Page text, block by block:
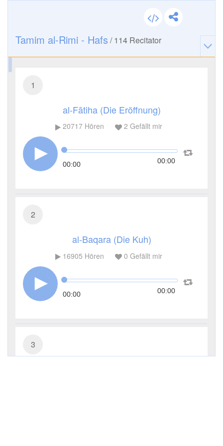
Tamim al-Rimi - Hafs /114 Recitator
1
al-Fātiha (Die Eröffnung)
20717Hören 2 Gefällt mir
00:00 00:00
2
al-Baqara (Die Kuh)
16905 Hören 0 Gefällt mir
00:00 00:00
3